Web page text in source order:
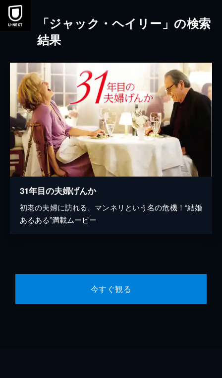
本文へスキップ
「ジャック・ヘイリー」の検索
結果
31年目の夫婦げんか
初老の夫婦に訪れる、マンネリという名の危機！“結婚
あるある”満載ムービー
今すぐ観る